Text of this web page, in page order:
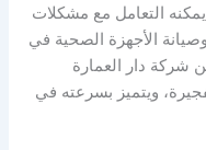
التعامل مع مشكلات
الأجهزة الصحية في
شركة دار العمارة
ويتميز بسرعته في